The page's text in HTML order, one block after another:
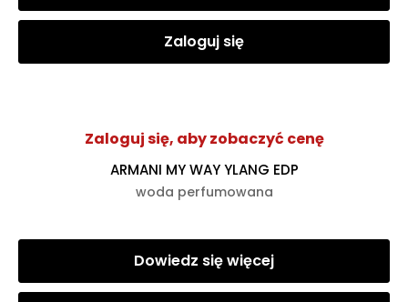
Zaloguj się
Zaloguj się, aby zobaczyć cenę
ARMANI MY WAY YLANG EDP
woda perfumowana
Dowiedz się więcej